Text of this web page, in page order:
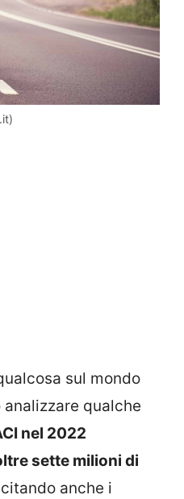
sul mondo
qualche
nel 2022
sette milioni di
anche i